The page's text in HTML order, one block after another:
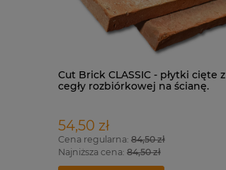
Cut Brick CLASSIC - płytki cięte z
cegły rozbiórkowej na ścianę.
54,50 zł
Cena regularna: 84,50 zł
Najniższa cena: 84,50 zł